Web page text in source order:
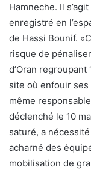
Hamneche. Il
enregistré en
de Hassi Bounif.
risque de
d’Oran regroupant
site où enfouir ses
même
déclenché le 10
saturé, a
acharné des
mobilisation de